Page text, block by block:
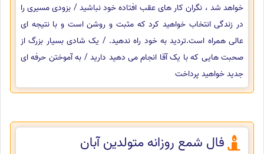
خواهد شد ، نگران کار های عقب افتاده خود نباشید / بزودی مسیری را
در زندگی انتخاب خواهید کرد که مثبت و روشن است و با نتیجه ای
عالی همراه است.تردید به خود راه ندهید. / یک شادی بسیار بزرگ از
صحبت هایی که با یک آقا انجام می دهید دارید / به آموختن حرفه ای
جدید خواهید پرداخت
فال شمع روزانه متولدین آبان